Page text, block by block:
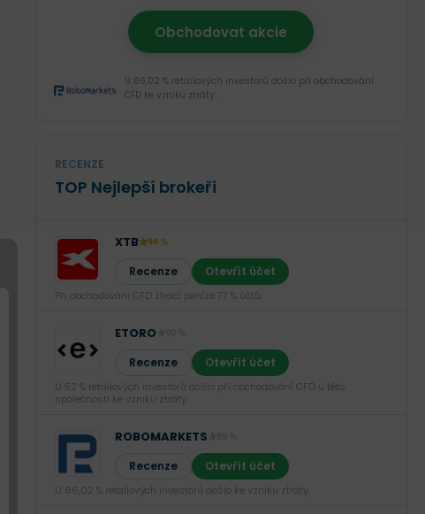
Obchodovat akcie
U 66,02 % retailových investorů došlo při obchodování
CFD ke vzniku ztráty.
RECENZE
TOP Nejlepší brokeři
XTB 94 %
Recenze Otevřít účet
Při obchodování CFD ztrácí peníze 77 % účtů.
ETORO
Recenze Otevřít účet
U 52 % retailových investorů došlo při obchodování CFD u této
společnosti ke vzniku ztráty.
ROBOMARKETS
Recenze Otevřít účet
U 66,02 % retailových investorů došlo ke vzniku ztráty.